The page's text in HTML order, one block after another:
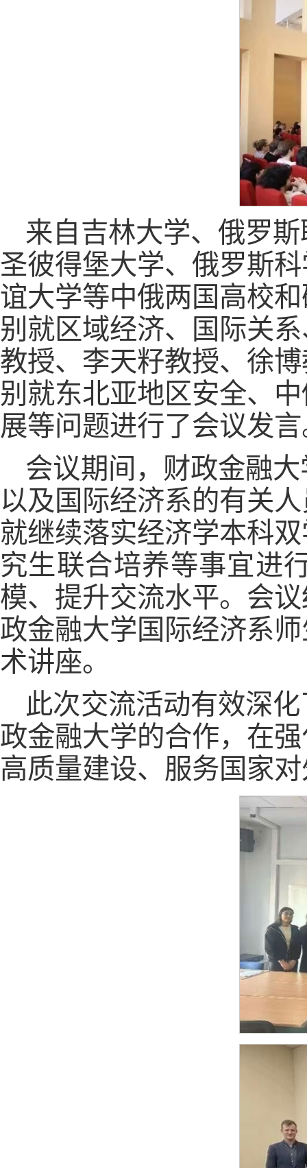
来自吉林大学、俄罗
圣彼得堡大学、俄罗斯
谊大学等中俄两国高校
别就区域经济、国际关
教授、李天籽教授、徐
别就东北亚地区安全、
展等问题进行了会议发
会议期间，财政金融
以及国际经济系的有关
就继续落实经济学本科
究生联合培养等事宜进
模、提升交流水平。会
政金融大学国际经济系
术讲座。
此次交流活动有效深
政金融大学的合作，在
高质量建设、服务国家